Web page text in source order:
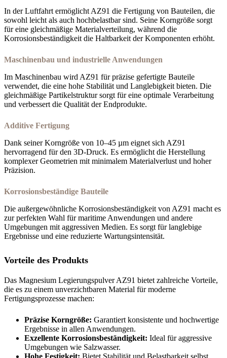
In der Luftfahrt ermöglicht AZ91 die Fertigung von Bauteilen, die
sowohl leicht als auch hochbelastbar sind. Seine Korngröße sorgt
für eine gleichmäßige Materialverteilung, während die
Korrosionsbeständigkeit die Haltbarkeit der Komponenten erhöht.
Maschinenbau und industrielle Anwendungen
Im Maschinenbau wird AZ91 für präzise gefertigte Bauteile
verwendet, die eine hohe Stabilität und Langlebigkeit bieten. Die
gleichmäßige Partikelstruktur sorgt für eine optimale Verarbeitung
und verbessert die Qualität der Endprodukte.
Additive Fertigung
Dank seiner Korngröße von 10–45 µm eignet sich AZ91
hervorragend für den 3D-Druck. Es ermöglicht die Herstellung
komplexer Geometrien mit minimalem Materialverlust und hoher
Präzision.
Korrosionsbeständige Bauteile
Die außergewöhnliche Korrosionsbeständigkeit von AZ91 macht es
zur perfekten Wahl für maritime Anwendungen und andere
Umgebungen mit aggressiven Medien. Es sorgt für langlebige
Ergebnisse und eine reduzierte Wartungsintensität.
Vorteile des Produkts
Das Magnesium Legierungspulver AZ91 bietet zahlreiche Vorteile,
die es zu einem unverzichtbaren Material für moderne
Fertigungsprozesse machen:
Präzise Korngröße: Garantiert konsistente und hochwertige
Ergebnisse in allen Anwendungen.
Exzellente Korrosionsbeständigkeit: Ideal für aggressive
Umgebungen wie Salzwasser.
Hohe Festigkeit: Bietet Stabilität und Belastbarkeit selbst